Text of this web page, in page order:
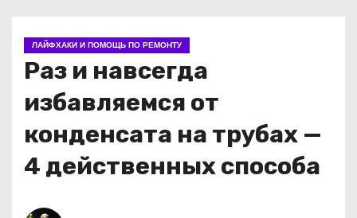
ЛАЙФХАКИ И ПОМОЩЬ ПО РЕМОНТУ
Раз и навсегда
избавляемся от
конденсата на трубах —
4 действенных способа